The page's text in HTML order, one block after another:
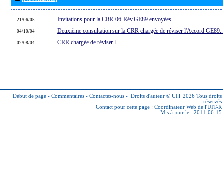
21/06/05 Invitations pour la CRR-06-Rév.GE89 envoyées...
04/10/04 Deuxième consultation sur la CRR chargée de réviser l'Accord
02/08/04 CRR chargée de réviser l
Début de page - Commentaires - Contactez-nous - Droits d'auteur © UIT 2026 Tous droits
réservés
Contact pour cette page : Coordinateur Web de l'UIT-R
Mis à jour le : 2011-06-15